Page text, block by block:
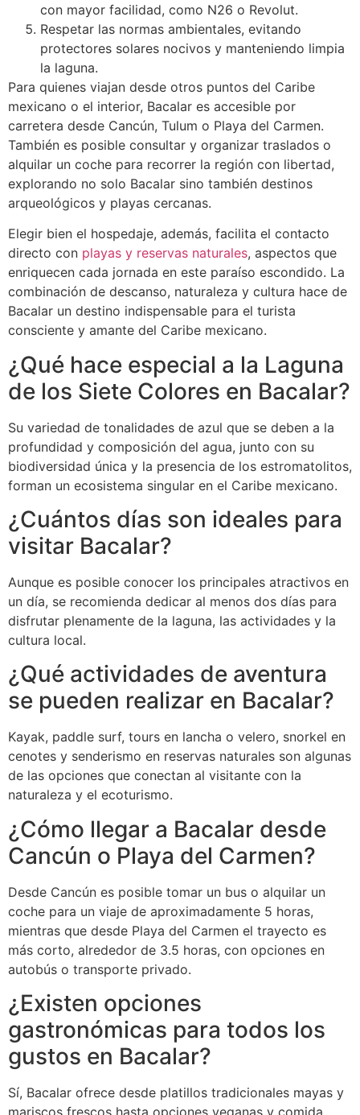
con mayor facilidad, como N26 o Revolut.
Respetar las normas ambientales, evitando
protectores solares nocivos y manteniendo limpia
la laguna.
Para quienes viajan desde otros puntos del Caribe
mexicano o el interior, Bacalar es accesible por
carretera desde Cancún, Tulum o Playa del Carmen.
También es posible consultar y organizar traslados o
alquilar un coche para recorrer la región con libertad,
explorando no solo Bacalar sino también destinos
arqueológicos y playas cercanas.
Elegir bien el hospedaje, además, facilita el contacto
directo con playas y reservas naturales, aspectos que
enriquecen cada jornada en este paraíso escondido. La
combinación de descanso, naturaleza y cultura hace de
Bacalar un destino indispensable para el turista
consciente y amante del Caribe mexicano.
¿Qué hace especial a la Laguna
de los Siete Colores en Bacalar?
Su variedad de tonalidades de azul que se deben a la
profundidad y composición del agua, junto con su
biodiversidad única y la presencia de los estromatolitos,
forman un ecosistema singular en el Caribe mexicano.
¿Cuántos días son ideales para
visitar Bacalar?
Aunque es posible conocer los principales atractivos en
un día, se recomienda dedicar al menos dos días para
disfrutar plenamente de la laguna, las actividades y la
cultura local.
¿Qué actividades de aventura
se pueden realizar en Bacalar?
Kayak, paddle surf, tours en lancha o velero, snorkel en
cenotes y senderismo en reservas naturales son algunas
de las opciones que conectan al visitante con la
naturaleza y el ecoturismo.
¿Cómo llegar a Bacalar desde
Cancún o Playa del Carmen?
Desde Cancún es posible tomar un bus o alquilar un
coche para un viaje de aproximadamente 5 horas,
mientras que desde Playa del Carmen el trayecto es
más corto, alrededor de 3.5 horas, con opciones en
autobús o transporte privado.
¿Existen opciones
gastronómicas para todos los
gustos en Bacalar?
Sí, Bacalar ofrece desde platillos tradicionales mayas y